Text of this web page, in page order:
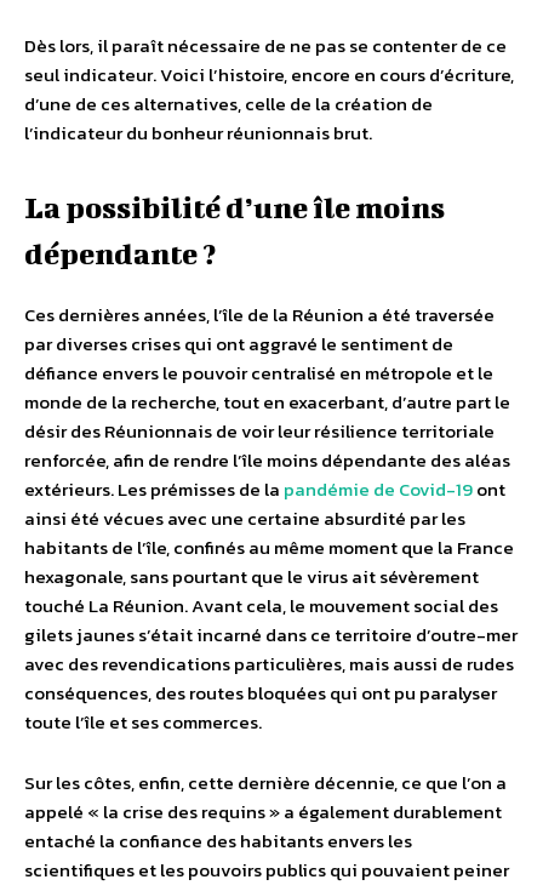
Dès lors, il paraît nécessaire de ne pas se contenter de ce
seul indicateur. Voici l’histoire, encore en cours d’écriture,
d’une de ces alternatives, celle de la création de
l’indicateur du bonheur réunionnais brut.
La possibilité d’une île moins
dépendante ?
Ces dernières années, l’île de la Réunion a été traversée
par diverses crises qui ont aggravé le sentiment de
défiance envers le pouvoir centralisé en métropole et le
monde de la recherche, tout en exacerbant, d’autre part le
désir des Réunionnais de voir leur résilience territoriale
renforcée, afin de rendre l’île moins dépendante des aléas
extérieurs. Les prémisses de la pandémie de Covid-19ont
ainsi été vécues avec une certaine absurdité par les
habitants de l’île, confinés au même moment que la France
hexagonale, sans pourtant que le virus ait sévèrement
touché La Réunion. Avant cela, le mouvement social des
gilets jaunes s’était incarné dans ce territoire d’outre-mer
avec des revendications particulières, mais aussi de rudes
conséquences, des routes bloquées qui ont pu paralyser
toute l’île et ses commerces.
Sur les côtes, enfin, cette dernière décennie, ce que l’on a
appelé « la crise des requins » a également durablement
entaché la confiance des habitants envers les
scientifiques et les pouvoirs publics qui pouvaient peiner